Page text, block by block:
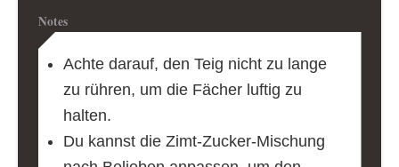
Notes
Achte darauf, den Teig nicht zu lange
zu rühren, um die Fächer luftig zu
halten.
Du kannst die Zimt-Zucker-Mischung